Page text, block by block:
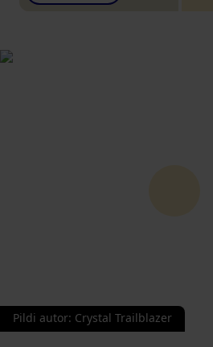
Pildi autor: Crystal Trailblazer